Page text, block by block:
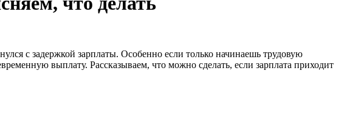
с задержкой зарплаты. Особенно если только начинаешь трудовую
выплату. Рассказываем, что можно сделать, если зарплата приходит